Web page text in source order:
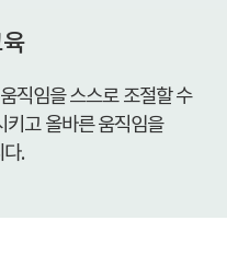
직임을 스스로 조절할 수
키고 올바른 움직임을
.